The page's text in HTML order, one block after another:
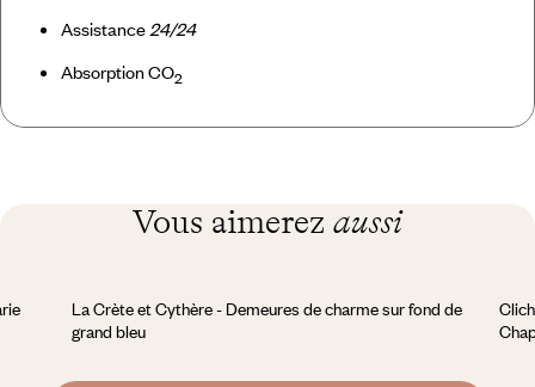
Assistance24/24
Absorption CO2
Vous aimerez aussi
La Crète et Cythère - Demeures de charme sur fond de
grand bleu